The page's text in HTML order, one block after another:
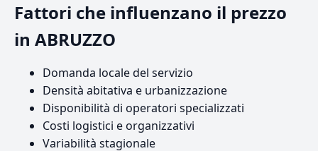
Fattori che influenzano il prezzo
in ABRUZZO
Domanda locale del servizio
Densità abitativa e urbanizzazione
Disponibilità di operatori specializzati
Costi logistici e organizzativi
Variabilità stagionale